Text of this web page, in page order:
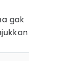
gak